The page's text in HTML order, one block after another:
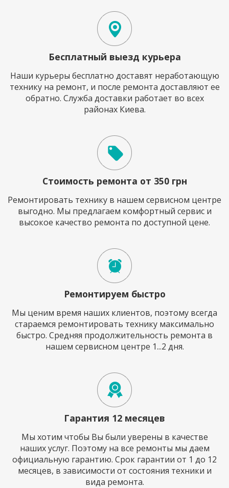
Бесплатный выезд курьера
Наши курьеры бесплатно доставят неработающую
технику на ремонт, и после ремонта доставляют ее
обратно. Служба доставки работает во всех
районах Киева.
Стоимость ремонта от 350 грн
Ремонтировать технику в нашем сервисном центре
выгодно. Мы предлагаем комфортный сервис и
высокое качество ремонта по доступной цене.
Ремонтируем быстро
Мы ценим время наших клиентов, поэтому всегда
стараемся ремонтировать технику максимально
быстро. Средняя продолжительность ремонта в
нашем сервисном центре 1...2 дня.
Гарантия 12 месяцев
Мы хотим чтобы Вы были уверены в качестве
наших услуг. Поэтому на все ремонты мы даем
официальную гарантию. Срок гарантии от 1 до 12
месяцев, в зависимости от состояния техники и
вида ремонта.